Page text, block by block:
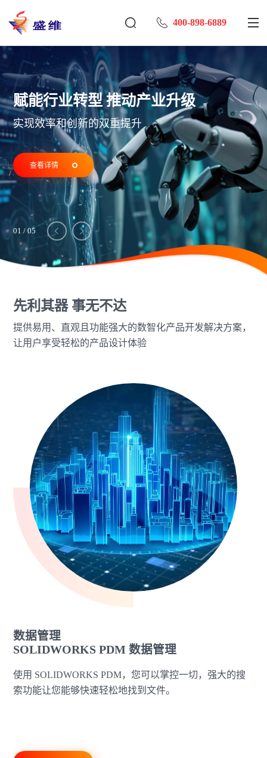
400-898-6889
赋能行业转型 推动产业升级
实现效率和创新的双重提升
查看详情
01 / 05
先利其器 事无不达
提供易用、直观且功能强大的数智化产品开发解决方案，
让用户享受轻松的产品设计体验
数据管理
SOLIDWORKS PDM 数据管理
使用 SOLIDWORKS PDM，您可以掌控一切，强大的搜
索功能让您能够快速轻松地找到文件。